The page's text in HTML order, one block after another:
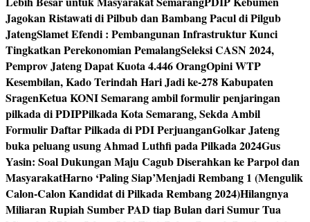
Jagokan Ristawati di Pilbub dan Bambang Pacul di Pilgub
JatengSlamet Efendi : Pembangunan Infrastruktur Kunci
Tingkatkan Perekonomian PemalangSeleksi CASN 2024,
Pemprov Jateng Dapat Kuota 4.446 OrangOpini WTP
Kesembilan, Kado Terindah Hari Jadi ke-278 Kabupaten
SragenKetua KONI Semarang ambil formulir penjaringan
pilkada di PDIPPilkada Kota Semarang, Sekda Ambil
Formulir Daftar Pilkada di PDI PerjuanganGolkar Jateng
buka peluang usung Ahmad Luthfi pada Pilkada 2024Gus
Yasin: Soal Dukungan Maju Cagub Diserahkan ke Parpol dan
MasyarakatHarno ‘Paling Siap’Menjadi Rembang 1 (Mengulik
Calon-Calon Kandidat di Pilkada Rembang 2024)Hilangnya
Miliaran Rupiah Sumber PAD tiap Bulan dari Sumur Tua